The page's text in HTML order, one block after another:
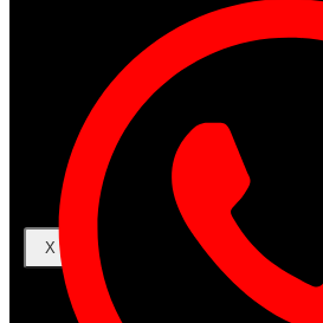
Contacto
Acceder
Iniciar Sesion
Registro
Restablecer la contraseña
X